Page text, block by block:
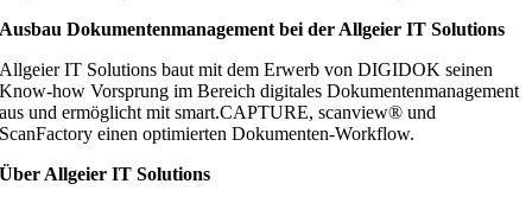
Ausbau Dokumentenmanagement bei der Allgeier IT Solutions
Allgeier IT Solutions baut mit dem Erwerb von DIGIDOK seinen
Know-how Vorsprung im Bereich digitales Dokumentenmanagement
aus und ermöglicht mit smart.CAPTURE, scanview® und
ScanFactory einen optimierten Dokumenten-Workflow.
Über Allgeier IT Solutions